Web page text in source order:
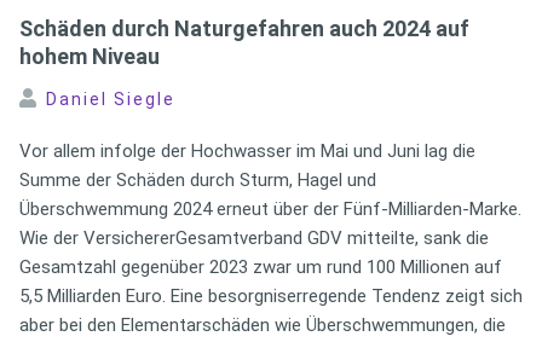
Schäden durch Naturgefahren auch 2024 auf
hohem Niveau
Daniel Siegle
Vor allem infolge der Hochwasser im Mai und Juni lag die
Summe der Schäden durch Sturm, Hagel und
Überschwemmung 2024 erneut über der Fünf-Milliarden-Marke.
Wie der VersichererGesamtverband GDV mitteilte, sank die
Gesamtzahl gegenüber 2023 zwar um rund 100 Millionen auf
5,5 Milliarden Euro. Eine besorgniserregende Tendenz zeigt sich
aber bei den Elementarschäden wie Überschwemmungen, die